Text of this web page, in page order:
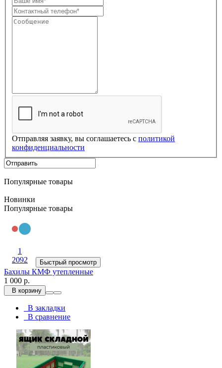
Отправляя заявку, вы соглашаетесь с политикой
конфиденциальности
Популярные товары
Новинки
Популярные товары
1
2092
Быстрый просмотр
Бахилы КМФ утепленные
1 000 р.
В корзину
В закладки
В сравнение